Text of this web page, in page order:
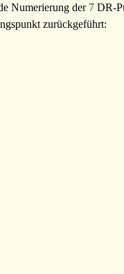
Numerierung der 7 DR-
zurückgeführt: